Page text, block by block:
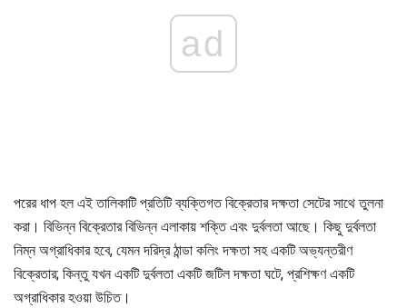
ad
পরের ধাপ হল এই তালিকাটি প্রতিটি ব্যক্তিগত বিক্রেতার দক্ষতা সেটের সাথে তুলনা
করা। বিভিন্ন বিক্রেতার বিভিন্ন এলাকায় শক্তি এবং দুর্বলতা আছে। কিছু দুর্বলতা
নিম্ন অগ্রাধিকার হবে, যেমন দরিদ্র ঠান্ডা কলিং দক্ষতা সহ একটি অভ্যন্তরীণ
বিক্রেতার; কিন্তু যখন একটি দুর্বলতা একটি জটিল দক্ষতা ঘটে, প্রশিক্ষণ একটি
অগ্রাধিকার হওয়া উচিত।